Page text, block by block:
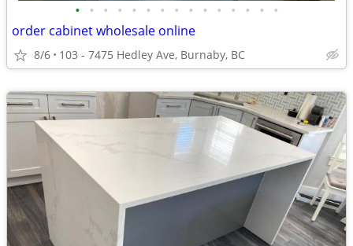
• • • • • • • • • • • • • • •
order cabinet wholesale online
8/6 103 - 7475 Hedley Ave, Burnaby, BC